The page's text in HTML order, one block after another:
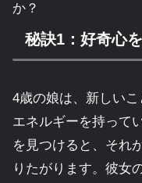
か？
秘訣1：好奇心
4歳の娘は、新しい
エネルギーを持って
を見つけると、それ
りたがります。彼女